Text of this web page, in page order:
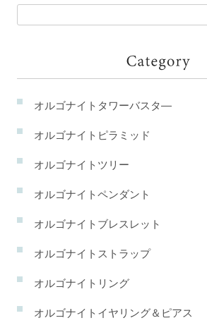
オルゴナイトタワーバスタ―
オルゴナイトピラミッド
オルゴナイトツリー
オルゴナイトペンダント
オルゴナイトブレスレット
オルゴナイトストラップ
オルゴナイトリング
オルゴナイトイヤリング＆ピアス